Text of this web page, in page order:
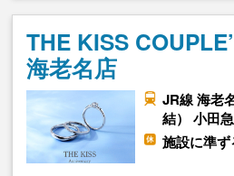
THE KISS
海老名店
JR線 海老
結） 小田
施設に準ず